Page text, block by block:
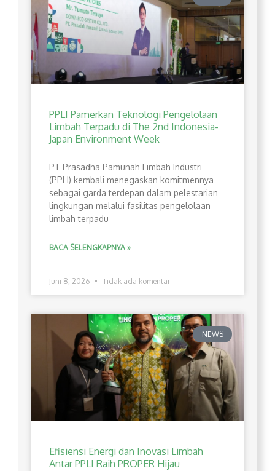
PPLI Pamerkan Teknologi Pengelolaan
Limbah Terpadu di The 2nd Indonesia-
Japan Environment Week
PT Prasadha Pamunah Limbah Industri
(PPLI) kembali menegaskan komitmennya
sebagai garda terdepan dalam pelestarian
lingkungan melalui fasilitas pengelolaan
limbah terpadu
BACA SELENGKAPNYA »
Juni 8, 2026 Tidak ada komentar
NEWS
Efisiensi Energi dan Inovasi Limbah
Antar PPLI Raih PROPER Hijau